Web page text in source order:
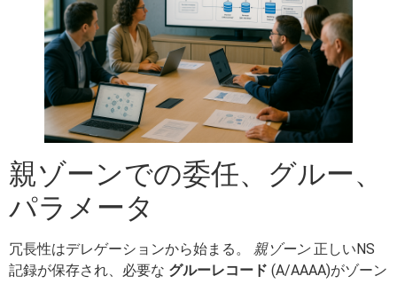
親ゾーンでの委任、グルー、
パラメータ
冗長性はデレゲーションから始まる。 親ゾーン正しいNS
記録が保存され、必要な グルーレコード (A/AAAA)がゾーン